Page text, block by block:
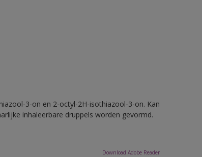
3-on en 2-octyl-2H-isothiazool-3-on. Kan
inhaleerbare druppels worden gevormd.
Download Adobe Reader